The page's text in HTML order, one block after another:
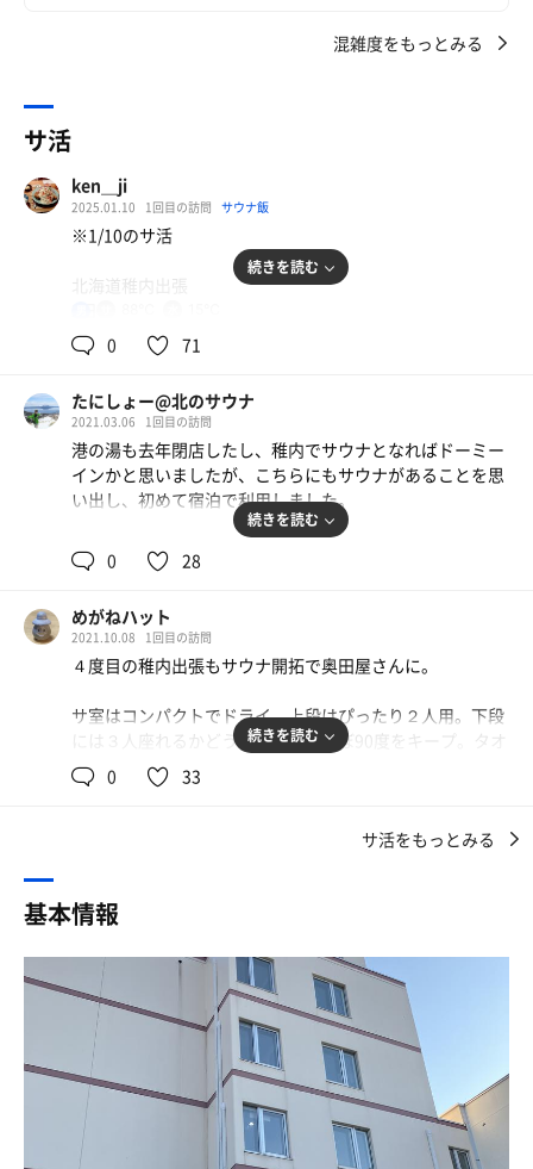
混雑度をもっとみる
サ活
ken＿ji
2025.01.10 1回目の訪問 サウナ飯
※1/10のサ活
北海道稚内出張
ほんとは札幌まで戻ってと思っていたけど予定よりも大幅
に終了が遅れて夜遅く移動は天気も含めてしんどいので急
和室プラン朝食付き
広い部屋でのんびり出来る
僅かにこたつがあるかもって期待を持ってましたがさすが
になかった😅
ホテルはビジネスでも観光でもどちらもいけるタイプです
ね～
またちょっと違う雰囲気になるかもです
駐車場も広い
ホテルも5階建ての立派なシティホテルですかね
肝心のお風呂
浴室入口すぐに3人定員くらいのコンパクトなサ室
88℃表示でちょいカラ昭和ストロングタイプ
入って暫くして汗が吹き出てきて気持ちいい💦
体感15℃ 結構冷たいけど爆汗なので堪らなく気持ちがい
休憩は浴室に椅子が無いので洗い場の椅子を使って窓ぎわ
のカベに寄りかかってのんびりと
ここに休憩イスが2つ程あればmorebetterですね～
サウナ8分×3
水風呂1分×3
休憩はのんびり
続きを読む
0 71
たにしょー@北のサウナ
2021.03.06 1回目の訪問
港の湯も去年閉店したし、稚内でサウナとなればドーミー
インかと思いましたが、こちらにもサウナがあることを思
い出し、初めて宿泊で利用しました。
温泉は、稚内独特のぬめりのあるお湯で、身体が良く温ま
ります。
早速サ室にイン。ミュージックも何もない、ストーブのチ
リチリという音しか聞こえない、贅沢な空間です。今日は
ほぼ貸し切り状態だったため、今まで訪問したサウナで1
湿度は低めなのですが、10分も入ればしっかり汗が出まし
た。5分の砂時計があったので、2回を1サイクルでちょう
水風呂へ。サ室→シャワー→水風呂の動線も完璧です。水
度でした。カルキ臭もほぼありません。
ちにちょうど良いスペースを見つけて、ゆっくり休憩させ
てもらいました。
サウナ:10分×3
水風呂:1分×3
休憩:3分×3
宿泊者専用と思われるため、静かにサウナを楽しみたい方
続きを読む
0 28
めがねハット
2021.10.08 1回目の訪問
４度目の稚内出張もサウナ開拓で奥田屋さんに。
サ室はコンパクトでドライ。上段はぴったり２人用。下段
には３人座れるかどうか。室温はほぼ90度をキープ。タオ
ルケットを工夫したようなサウナマットも親しみを感じま
す。音楽もテレビもない静かなサ室照明は少し明るめで
水風呂なのでとても気持ちいいです。
ひと工夫必要なのが休憩場所。
整いイスはないのですが、洗い場一番奥の壁の柱にお風呂
椅子を置けば柱に背中を寄り掛からせることもできるの
で、他のお客さんの邪魔にならない程度に簡易的に休憩ス
ペースを確保可能です。
この場所に一脚でも整いイス置いてくれたらと希望しま
す！
続きを読む
0 33
サ活をもっとみる
基本情報